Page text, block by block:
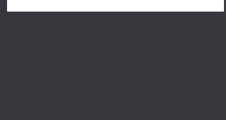
Entertainment und Elektronik